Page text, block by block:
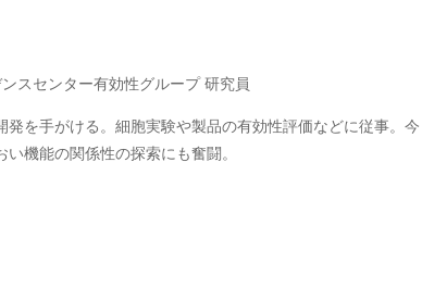
スセンター有効性グループ 研究員
を手がける。細胞実験や製品の有効性評価などに従事。今
機能の関係性の探索にも奮闘。